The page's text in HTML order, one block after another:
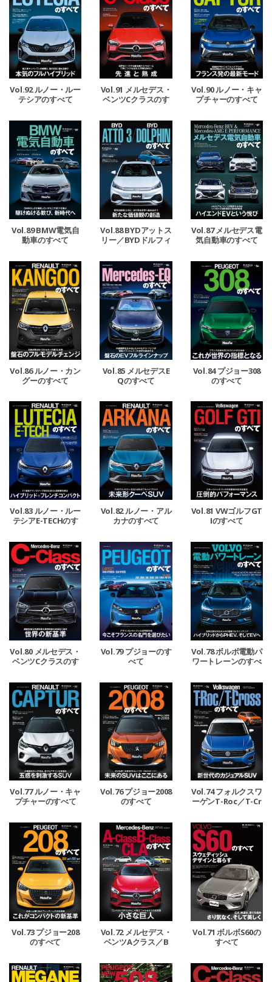
Vol.92 ルノー・ルー
テシアのすべて
Vol.91 メルセデス・
ベンツCクラスのす
Vol.90 ルノー・キャ
プチャーのすべて
Vol.89 BMW電気自
動車のすべて
Vol.88 BYDアットス
リー／BYDドルフィ
Vol.87 メルセデス電
気自動車のすべて
Vol.86 ルノー・カン
グーのすべて
Vol.85 メルセデスE
Qのすべて
Vol.84 プジョー308
のすべて
Vol.83 ルノー・ルー
テシアE-TECHのす
Vol.82 ルノー・アル
カナのすべて
Vol.81 VWゴルフGT
Iのすべて
Vol.80 メルセデス・
ベンツCクラスのす
Vol.79 プジョーのす
べて
Vol.78 ボルボ電動パ
ワートレーンのすべ
Vol.77 ルノー・キャ
プチャーのすべて
Vol.76 プジョー2008
のすべて
Vol.74 フォルクスワ
ーゲンT-Roc／T-Cr
Vol.73 プジョー208
のすべて
Vol.72 メルセデス・
ベンツAクラス／B
て
Vol.71 ボルボS60の
すべて